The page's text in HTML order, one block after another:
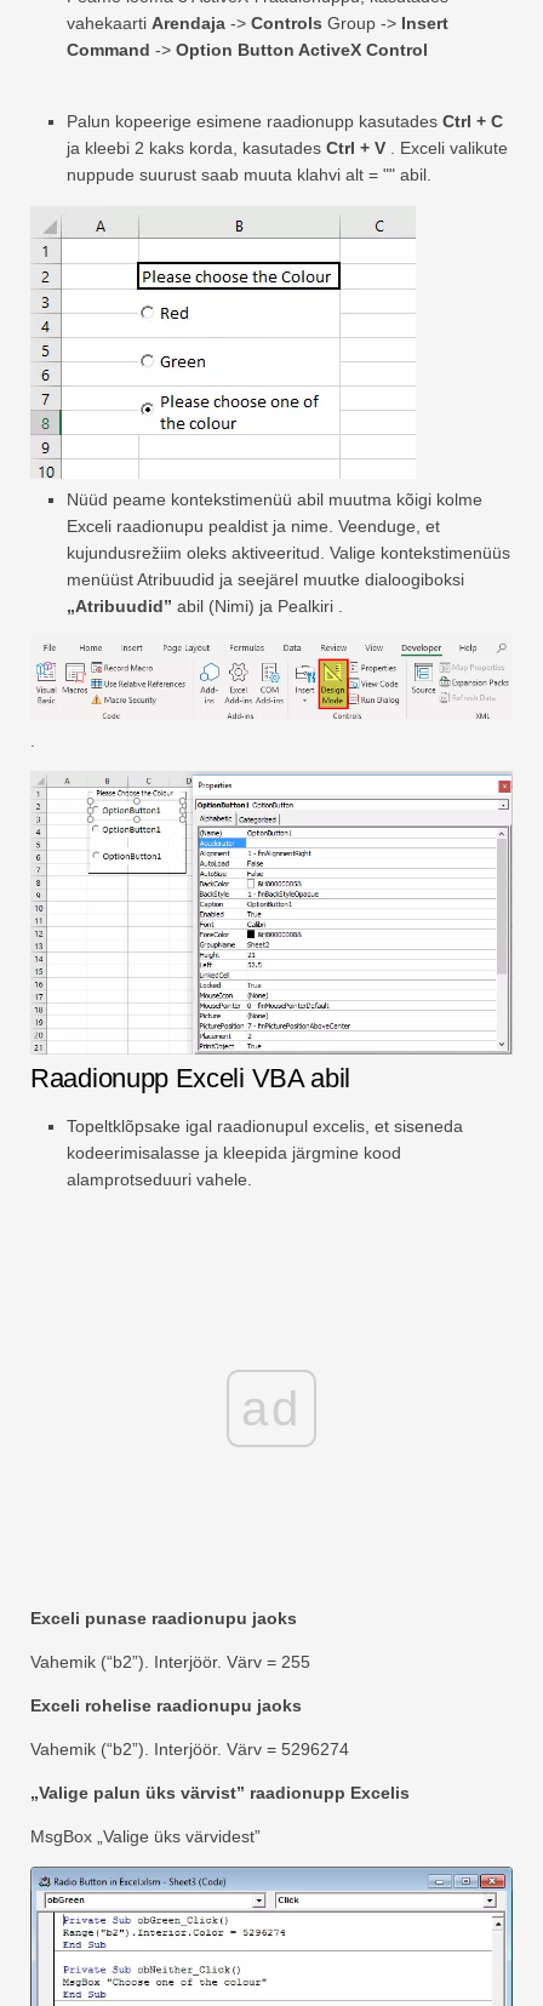
vahekaarti Arendaja -> Controls Group -> Insert
Command -> Option Button ActiveX Control
Palun kopeerige esimene raadionupp kasutades Ctrl + C
ja kleebi 2 kaks korda, kasutades Ctrl + V . Exceli valikute
nuppude suurust saab muuta klahvi alt = "" abil.
Nüüd peame kontekstimenüü abil muutma kõigi kolme
Exceli raadionupu pealdist ja nime. Veenduge, et
kujundusrežiim oleks aktiveeritud. Valige kontekstimenüüs
menüüst Atribuudid ja seejärel muutke dialoogiboksi
„Atribuudid” abil (Nimi) ja Pealkiri .
Raadionupp Exceli VBA abil
Topeltklõpsake igal raadionupul excelis, et siseneda
kodeerimisalasse ja kleepida järgmine kood
alamprotseduuri vahele.
ad
Exceli punase raadionupu jaoks
Vahemik (“b2”). Interjöör. Värv = 255
Exceli rohelise raadionupu jaoks
Vahemik (“b2”). Interjöör. Värv = 5296274
„Valige palun üks värvist” raadionupp Excelis
MsgBox „Valige üks värvidest”